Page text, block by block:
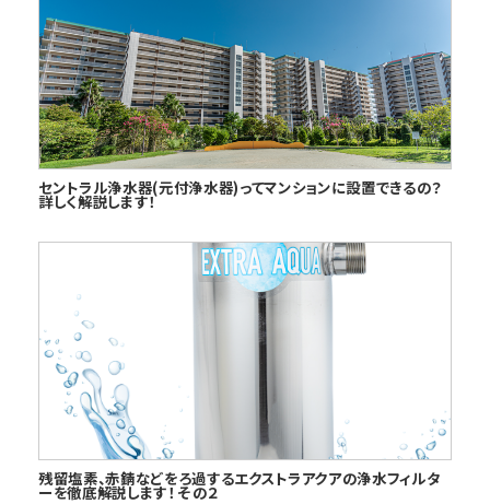
セントラル浄水器(元付浄水器)ってマンションに設置できるの？
詳しく解説します！
残留塩素、赤錆などをろ過するエクストラアクアの浄水フィルタ
ーを徹底解説します！ その２